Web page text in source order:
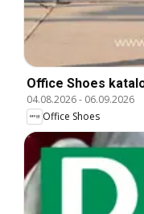
Office Shoes
04.08.2026- 06.09.2026
Office Shoes